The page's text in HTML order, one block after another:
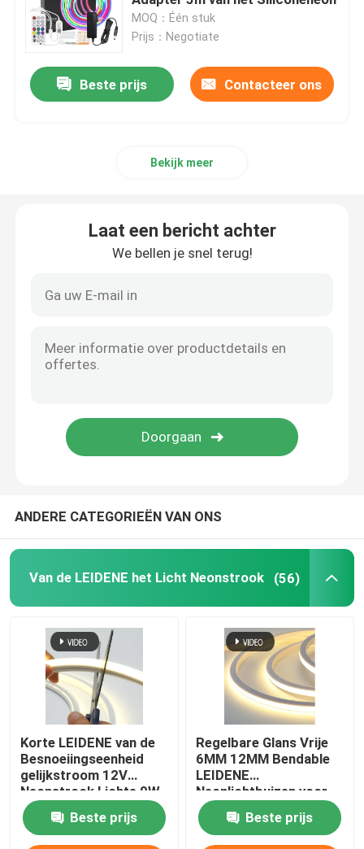
licht van de neon het flexibele strook
De Strooklicht van het siliconeneon
Horizon Lineair Licht
Onder Kabinets LEIDEN Strooklicht
LEIDEN Juwelenlicht
Onder Planken LEIDENE Verlichting
LEIDEN Spoor Licht Spoor
geleid lineair het hangen licht
Het Acrylcomité van LGP
LEIDENE Ondergrondse Lamp
LEIDENE Modulevoeding
LEIDENE Sensortoebehoren
MOQ：Één stuk
Prijs：Negotiate
Beste prijs Contacteer ons
Bekijk meer
Laat een bericht achter
We bellen je snel terug!
ANDERE CATEGORIEËN VAN ONS
Van de LEIDENE het Licht Neonstrook (56)
Korte LEIDENE van de
Besnoeiingseenheid
gelijkstroom 12V
Neonstrook Lichte 9W
6X12MM Zuivere
Silicone Flexibele
LEIDENE Neonlichten
Beste prijs
Regelbare Glans Vrije
6MM 12MM Bendable
LEIDENE
Neonlichtbuizen voor
Binnenhuisarchitectuur
Beste prijs